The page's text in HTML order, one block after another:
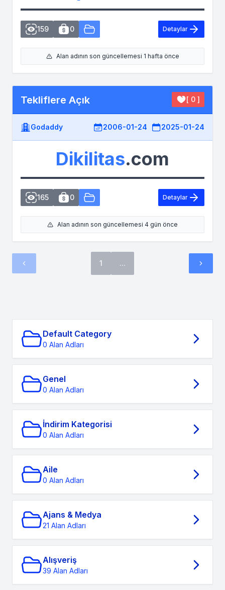
159 0 Detaylar
Alan adının son güncellemesi 1 hafta önce
Tekliflere Açık [ 0 ]
Godaddy 2006-01-24 2025-01-24
Dikilitas.com
165 0 Detaylar
Alan adının son güncellemesi 4 gün önce
1 ...
Default Category
0 Alan Adları
Genel
0 Alan Adları
İndirim Kategorisi
0 Alan Adları
Aile
0 Alan Adları
Ajans & Medya
21 Alan Adları
Alışveriş
39 Alan Adları